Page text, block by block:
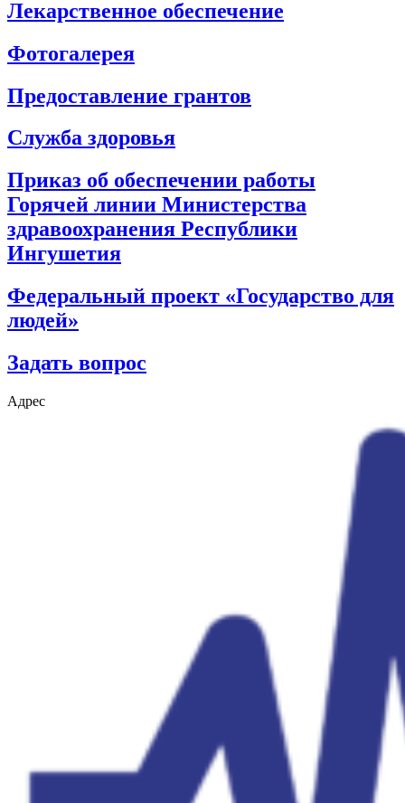
Лекарственное обеспечение
Фотогалерея
Предоставление грантов
Служба здоровья
Приказ об обеспечении работы
Горячей линии Министерства
здравоохранения Республики
Ингушетия
Федеральный проект «Государство для
людей»
Задать вопрос
Адрес